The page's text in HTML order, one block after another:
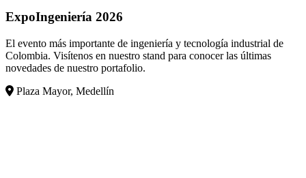
ExpoIngeniería 2026
El evento más importante de ingeniería y tecnología industrial de
Colombia. Visítenos en nuestro stand para conocer las últimas
novedades de nuestro portafolio.
Plaza Mayor, Medellín